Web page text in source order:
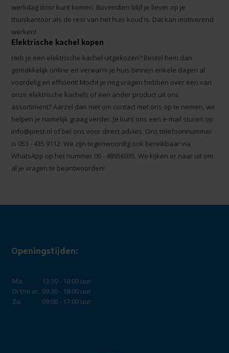
werkdag door kunt komen. Bovendien blijf je liever op je
thuiskantoor als de rest van het huis koud is. Dat kan motiverend
werken!
Elektrische kachel kopen
Heb je een elektrische kachel uitgekozen? Bestel hem dan
gemakkelijk online en verwarm je huis binnen enkele dagen al
voordelig en efficiënt! Mocht je nog vragen hebben over een van
onze elektrische kachels of een ander product uit ons
assortiment? Aarzel dan niet om contact met ons op te nemen, we
helpen je namelijk graag verder. Je kunt ons een e-mail sturen op
info@piest.nl of bel ons voor direct advies. Ons telefoonnummer
is 053 - 435 9112. We zijn tegenwoordig ook bereikbaar via
WhatsApp op het nummer 06 - 48956035. We kijken er naar uit om
al je vragen te beantwoorden!
Openingstijden:
Ma:
13:30 - 18:00 uur
Di t/m vr: 09:30 - 18:00 uur
Za:
09:00 - 17:00 uur